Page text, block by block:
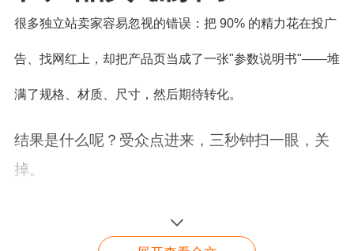
很多独立站卖家容易忽视的错误：把 90% 的精力花在投广
告、找网红上，却把产品页当成了一张"参数说明书"——堆
满了规格、材质、尺寸，然后期待转化。
结果是什么呢？受众点进来，三秒钟扫一眼，关
掉。
在2025 Cart Abandonment St
对全球49项独立研究的汇总显示，电商网